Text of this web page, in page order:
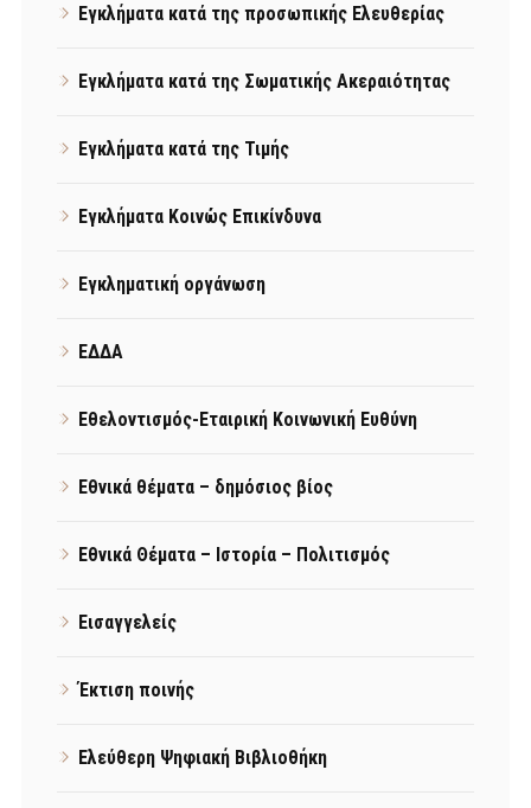
Εγκλήματα κατά της προσωπικής Ελευθερίας
Εγκλήματα κατά της Σωματικής Ακεραιότητας
Εγκλήματα κατά της Τιμής
Εγκλήματα Κοινώς Επικίνδυνα
Εγκληματική οργάνωση
ΕΔΔΑ
Εθελοντισμός-Εταιρική Κοινωνική Ευθύνη
Εθνικά θέματα – δημόσιος βίος
Εθνικά Θέματα – Ιστορία – Πολιτισμός
Εισαγγελείς
Έκτιση ποινής
Ελεύθερη Ψηφιακή Βιβλιοθήκη